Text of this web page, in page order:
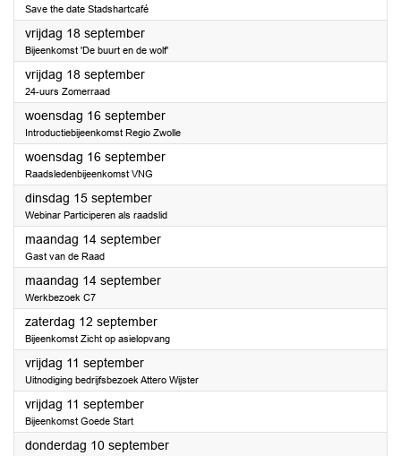
Save the date Stadshartcafé
vrijdag 18 september2026
Bijeenkomst 'De buurt en de wolf'
vrijdag 18 september2026
24-uurs Zomerraad
woensdag 16 september2026
Introductiebijeenkomst Regio Zwolle
woensdag 16 september2026
Raadsledenbijeenkomst VNG
dinsdag 15 september2026
Webinar Participeren als raadslid
maandag 14 september2026
Gast van de Raad
maandag 14 september2026
Werkbezoek C7
zaterdag 12 september2026
Bijeenkomst Zicht op asielopvang
vrijdag 11 september2026
Uitnodiging bedrijfsbezoek Attero Wijster
vrijdag 11 september2026
Bijeenkomst Goede Start
donderdag 10 september2026